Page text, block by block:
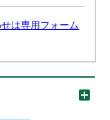
は専用フォーム